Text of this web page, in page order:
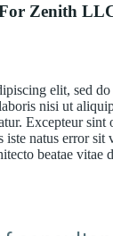
Zenith
elit, sed
nisi ut
Excepteur
natus error
beatae vitae